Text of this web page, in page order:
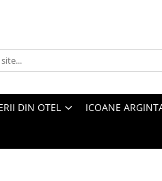
DIN OTEL ICOANE